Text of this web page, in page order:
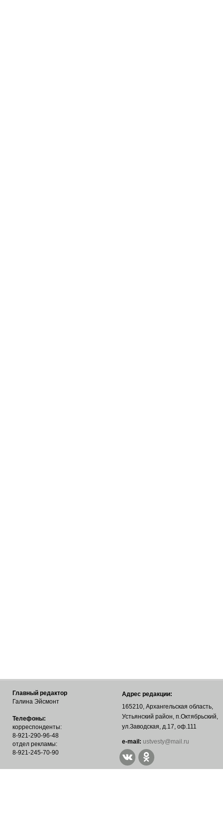
Главный редактор
Галина Эйсмонт
Телефоны:
корреспонденты:
8-921-290-96-48
отдел рекламы:
8-921-245-70-90
Адрес редакции:
165210, Архангельская область,
Устьянский район, п.Октябрьский,
ул.Заводская, д.17, оф.111
е-mail: ustvesty@mail.ru